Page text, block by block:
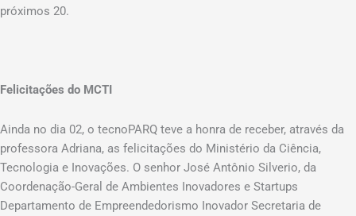
próximos 20.
Felicitações do MCTI
Ainda no dia 02, o tecnoPARQ teve a honra de receber, através da
professora Adriana, as felicitações do Ministério da Ciência,
Tecnologia e Inovações. O senhor José Antônio Silverio, da
Coordenação-Geral de Ambientes Inovadores e Startups
Departamento de Empreendedorismo Inovador Secretaria de